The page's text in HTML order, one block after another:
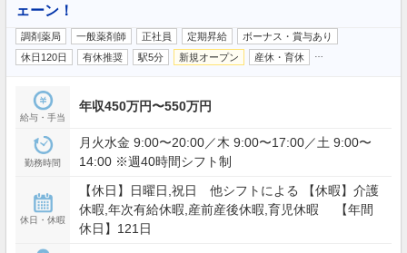
ェーン！
調剤薬局 一般薬剤師 正社員 定期昇給
ボーナス・賞与あり
休日120日
有休推奨 駅5分 新規オープン 産休・育休
給与・手当
年収450万円〜550万円
勤務時間
月火水金 9:00〜20:00／木 9:00〜17:00／土 9:00〜
14:00 ※週40時間シフト制
休日・休暇
【休日】日曜日,祝日 他シフトによる 【休暇】介護
休暇,年次有給休暇,産前産後休暇,育児休暇 【年間
休日】121日